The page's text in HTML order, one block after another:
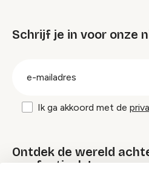
Schrijf je in voor onze
Ik ga akkoord met de
Ontdek de wereld
van festivals!